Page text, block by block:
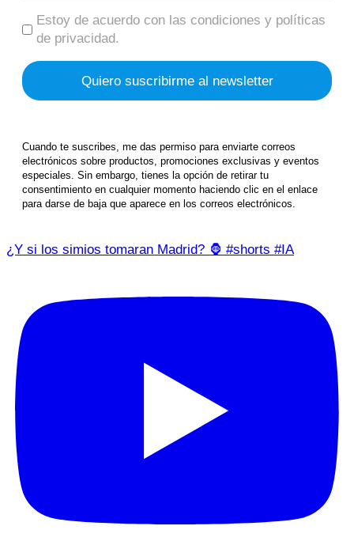
Estoy de acuerdo con las condiciones y políticas
de privacidad.
Cuando te suscribes, me das permiso para enviarte correos
electrónicos sobre productos, promociones exclusivas y eventos
especiales. Sin embargo, tienes la opción de retirar tu
consentimiento en cualquier momento haciendo clic en el enlace
para darse de baja que aparece en los correos electrónicos.
¿Y si los simios tomaran Madrid? 🦍 #shorts #IA